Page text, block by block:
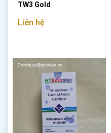
TW3 Gold
Liên hệ